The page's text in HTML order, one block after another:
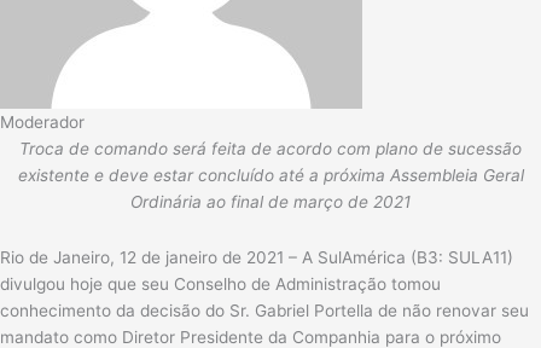
Moderador
Troca de comando será feita de acordo com plano de sucessão
existente e deve estar concluído até a próxima Assembleia Geral
Ordinária ao final de março de 2021
Rio de Janeiro, 12 de janeiro de 2021 – A SulAmérica (B3: SULA11)
divulgou hoje que seu Conselho de Administração tomou
conhecimento da decisão do Sr. Gabriel Portella de não renovar seu
mandato como Diretor Presidente da Companhia para o próximo